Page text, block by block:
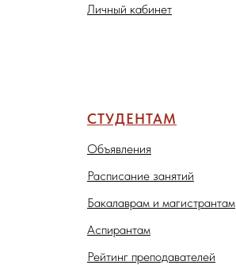
Личный кабинет
СТУДЕНТАМ
Объявления
Расписание занятий
Бакалаврам и магистрантам
Аспирантам
Рейтинг преподавателей